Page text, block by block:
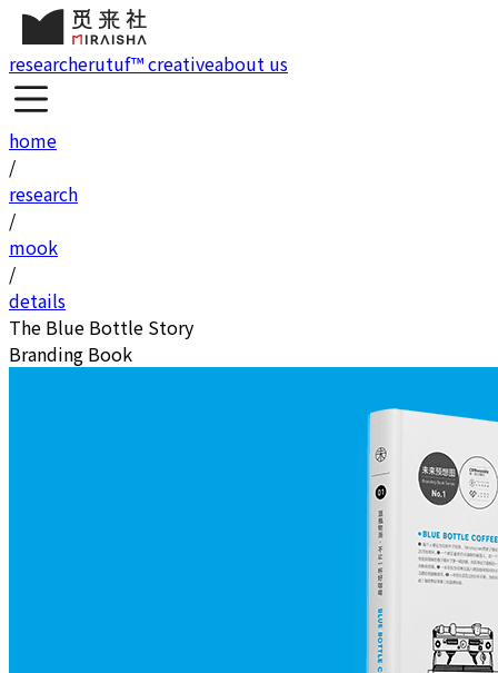
researcherutuf™ creativeabout us
home
/
research
/
mook
/
details
The Blue Bottle Story
Branding Book